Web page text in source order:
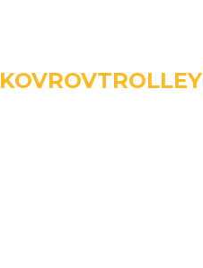
KOVROVTROLLEY